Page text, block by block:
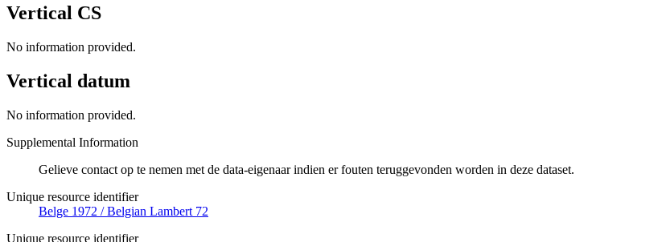
Vertical CS
No information provided.
Vertical datum
No information provided.
Supplemental Information
Gelieve contact op te nemen met de data-eigenaar indien er fouten teruggevonden worden in deze dataset.
Unique resource identifier
Belge 1972 / Belgian Lambert 72
Unique resource identifier